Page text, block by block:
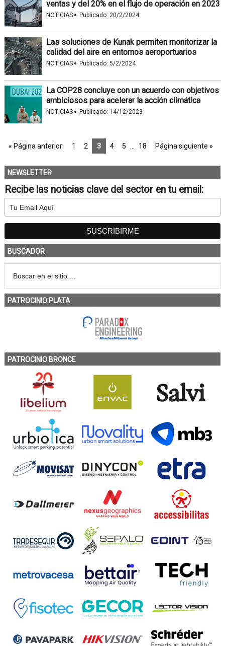
ventas y del 20% en el flujo de operación en 2023
NOTICIAS · Publicado: 20/2/2024
Las soluciones de Kunak permiten monitorizar la
calidad del aire en entornos aeroportuarios
NOTICIAS · Publicado: 5/2/2024
La COP28 concluye con un acuerdo con objetivos
ambiciosos para acelerar la acción climática
NOTICIAS · Publicado: 14/12/2023
« Página anterior 1 2 3 4 5 18 Página siguiente »
NEWSLETTER
Recibe las noticias clave del sector en tu email:
BUSCADOR
PATROCINIO PLATA
PATROCINIO BRONCE